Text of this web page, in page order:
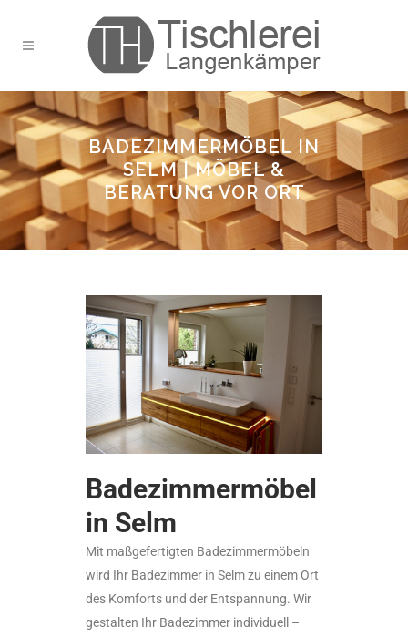
BADEZIMMERMÖBEL IN
SELM | MÖBEL &
BERATUNG VOR ORT
Badezimmermöbel
in Selm
Mit maßgefertigten Badezimmermöbeln
wird Ihr Badezimmer in Selm zu einem Ort
des Komforts und der Entspannung. Wir
gestalten Ihr Badezimmer individuell –